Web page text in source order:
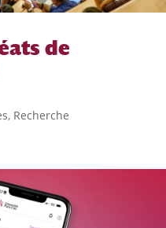
de
, Recherche